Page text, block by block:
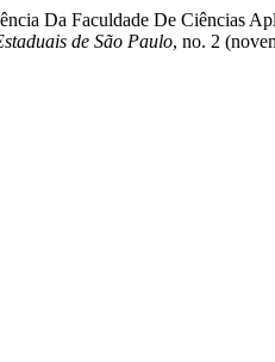
Da Faculdade De Ciências
de São Paulo, no. 2